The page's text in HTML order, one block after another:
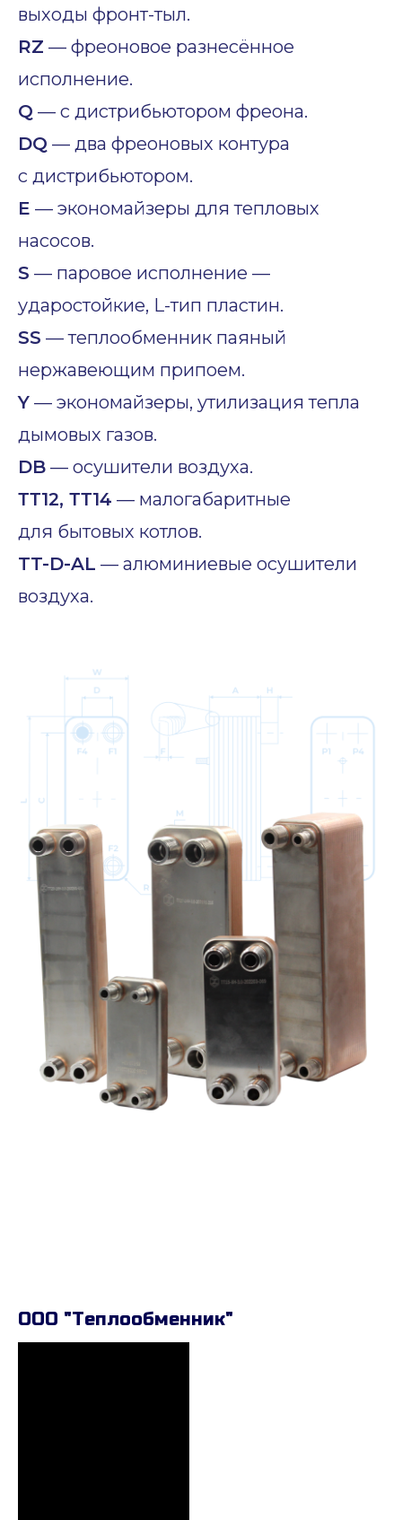
выходы фронт-тыл.
RZ — фреоновое разнесённое
исполнение.
Q — с дистрибьютором фреона.
DQ — два фреоновых контура
с дистрибьютором.
E — экономайзеры для тепловых
насосов.
S — паровое исполнение —
ударостойкие, L-тип пластин.
SS — теплообменник паяный
нержавеющим припоем.
Y — экономайзеры, утилизация тепла
дымовых газов.
DB — осушители воздуха.
ТТ12, ТТ14 — малогабаритные
для бытовых котлов.
TT-D-AL — алюминиевые осушители
воздуха.
ООО "Теплообменник"